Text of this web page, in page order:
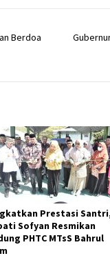
Berdoa
Prestasi
Sofyan Resmikan
PHTC MTsS Bahrul